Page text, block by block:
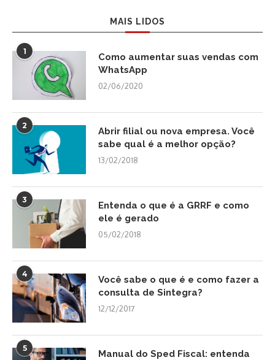
MAIS LIDOS
1
Como aumentar suas vendas com
WhatsApp
02/06/2020
2
Abrir filial ou nova empresa. Você
sabe qual é a melhor opção?
13/02/2018
3
Entenda o que é a GRRF e como
ele é gerado
05/02/2018
4
Você sabe o que é e como fazer a
consulta de Sintegra?
12/12/2017
5
Manual do Sped Fiscal: entenda